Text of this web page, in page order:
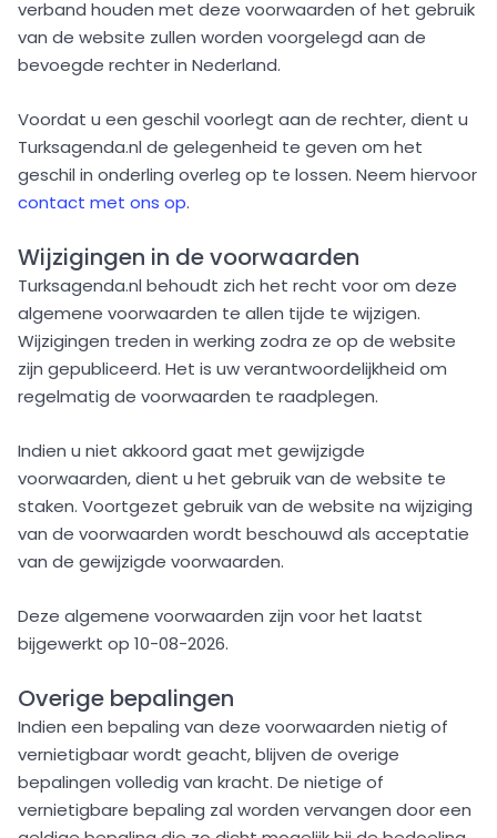
verband houden met deze voorwaarden of het gebruik
van de website zullen worden voorgelegd aan de
bevoegde rechter in Nederland.
Voordat u een geschil voorlegt aan de rechter, dient u
Turksagenda.nl de gelegenheid te geven om het
geschil in onderling overleg op te lossen. Neem hiervoor
contact met ons op.
Wijzigingen in de voorwaarden
Turksagenda.nl behoudt zich het recht voor om deze
algemene voorwaarden te allen tijde te wijzigen.
Wijzigingen treden in werking zodra ze op de website
zijn gepubliceerd. Het is uw verantwoordelijkheid om
regelmatig de voorwaarden te raadplegen.
Indien u niet akkoord gaat met gewijzigde
voorwaarden, dient u het gebruik van de website te
staken. Voortgezet gebruik van de website na wijziging
van de voorwaarden wordt beschouwd als acceptatie
van de gewijzigde voorwaarden.
Deze algemene voorwaarden zijn voor het laatst
bijgewerkt op 10-08-2026.
Overige bepalingen
Indien een bepaling van deze voorwaarden nietig of
vernietigbaar wordt geacht, blijven de overige
bepalingen volledig van kracht. De nietige of
vernietigbare bepaling zal worden vervangen door een